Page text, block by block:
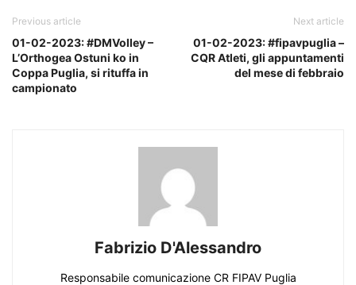
Previous article
01-02-2023: #DMVolley –
L’Orthogea Ostuni ko in
Coppa Puglia, si rituffa in
campionato
Next article
01-02-2023: #fipavpuglia –
CQR Atleti, gli appuntamenti
del mese di febbraio
Fabrizio D'Alessandro
Responsabile comunicazione CR FIPAV Puglia